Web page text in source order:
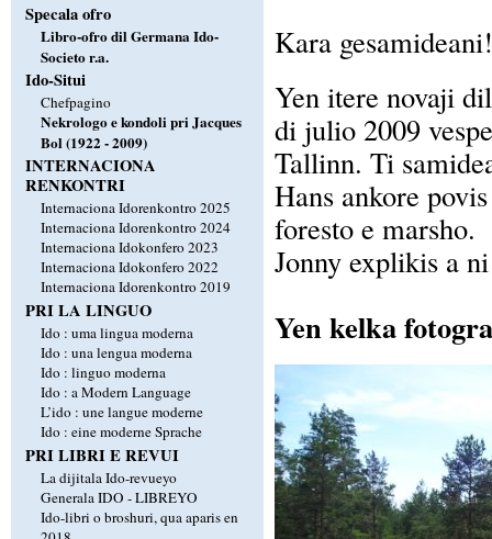
Specala ofro
Libro-ofro dil Germana Ido-
Societo r.a.
Ido-Situi
Chefpagino
Nekrologo e kondoli pri Jacques
Bol (1922 - 2009)
INTERNACIONA
RENKONTRI
Internaciona Idorenkontro 2025
Internaciona Idorenkontro 2024
Internaciona Idokonfero 2023
Internaciona Idokonfero 2022
Internaciona Idorenkontro 2019
PRI LA LINGUO
Ido : uma lingua moderna
Ido : una lengua moderna
Ido : linguo moderna
Ido : a Modern Language
L’ido : une langue moderne
Ido : eine moderne Sprache
PRI LIBRI E REVUI
La dijitala Ido-revueyo
Generala IDO - LIBREYO
Ido-libri o broshuri, qua aparis en
Kara gesamideani!
Yen itere novaji
di julio 2009
Tallinn. Ti
Hans ankore
foresto e marsho.
Jonny explikis a
Yen kelka